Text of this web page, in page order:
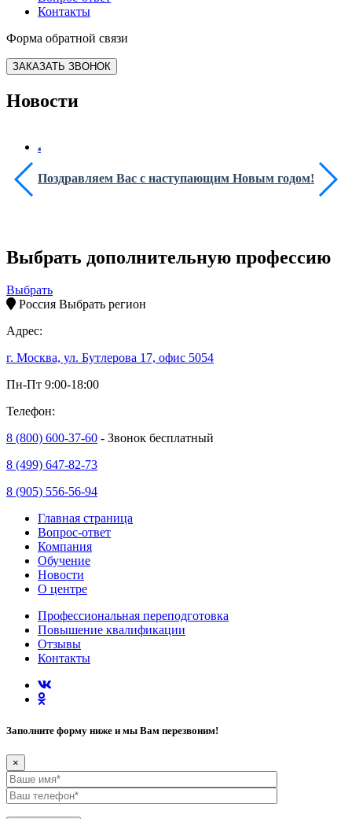
Контакты
Форма обратной связи
ЗАКАЗАТЬ ЗВОНОК
Новости
Поздравляем Вас с наступающим Новым годом!
Выбрать дополнительную профессию
Выбрать
Россия Выбрать регион
Адрес:
г. Москва, ул. Бутлерова 17, офис 5054
Пн-Пт 9:00-18:00
Телефон:
8 (800) 600-37-60 - Звонок бесплатный
8 (499) 647-82-73
8 (905) 556-56-94
Главная страница
Вопрос-ответ
Компания
Обучение
Новости
О центре
Профессиональная переподготовка
Повышение квалификации
Отзывы
Контакты
Заполните форму ниже и мы Вам перезвоним!
×